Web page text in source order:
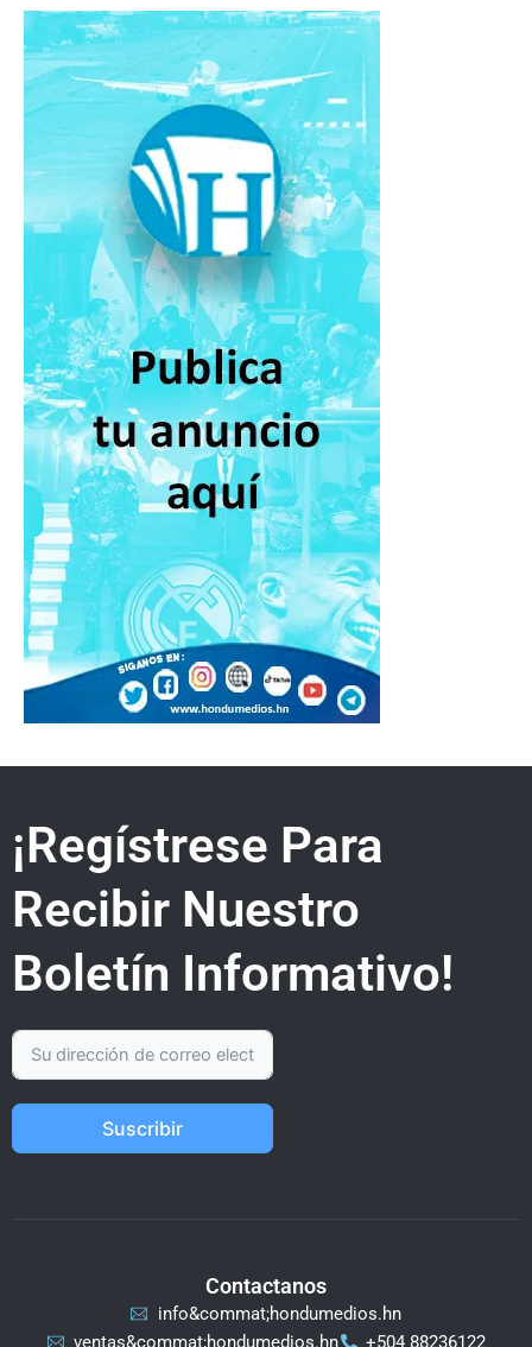
¡Regístrese Para
Recibir Nuestro
Boletín Informativo!
Suscribir
Contactanos
info&commat;hondumedios.hn
ventas&commat;hondumedios.hn
+504 88236122